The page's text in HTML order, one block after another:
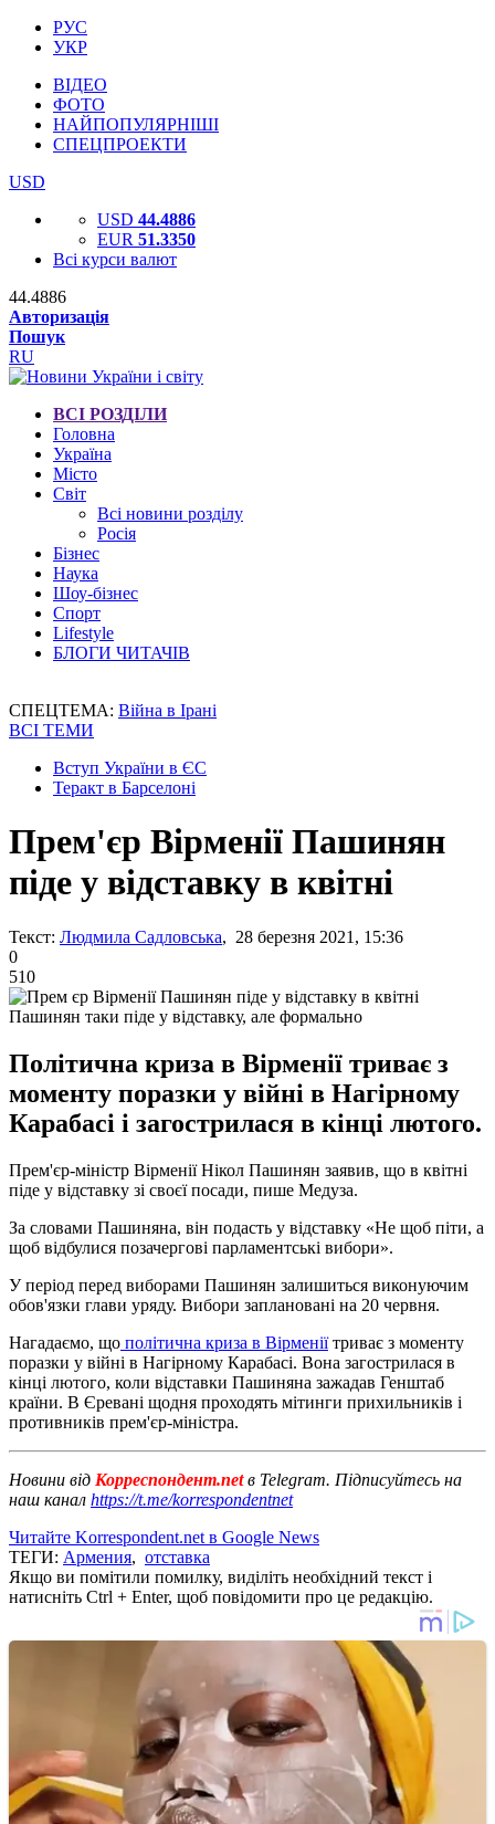
РУС
УКР
ВІДЕО
ФОТО
НАЙПОПУЛЯРНІШІ
СПЕЦПРОЕКТИ
USD
USD 44.4886
EUR 51.3350
Всі курси валют
44.4886
Авторизація
Пошук
RU
ВСІ РОЗДІЛИ
Головна
Україна
Місто
Світ
Всі новини розділу
Росія
Бізнес
Наука
Шоу-бізнес
Спорт
Lifestyle
БЛОГИ ЧИТАЧІВ
СПЕЦТЕМА: Війна в Ірані
ВСІ ТЕМИ
Вступ України в ЄС
Теракт в Барселоні
Прем'єр Вірменії Пашинян
піде у відставку в квітні
Текст: Людмила Садловська, 28 березня 2021, 15:36
0
510
Пашинян таки піде у відставку, але формально
Політична криза в Вірменії триває з
моменту поразки у війні в Нагірному
Карабасі і загострилася в кінці лютого.
Прем'єр-міністр Вірменії Нікол Пашинян заявив, що в квітні
піде у відставку зі своєї посади, пише Медуза.
За словами Пашиняна, він подасть у відставку «Не щоб піти, а
щоб відбулися позачергові парламентські вибори».
У період перед виборами Пашинян залишиться виконуючим
обов'язки глави уряду. Вибори заплановані на 20 червня.
Нагадаємо, що політична криза в Вірменіїтриває з моменту
поразки у війні в Нагірному Карабасі. Вона загострилася в
кінці лютого, коли відставки Пашиняна зажадав Генштаб
країни. В Єревані щодня проходять мітинги прихильників і
противників прем'єр-міністра.
Новини від Корреспондент.netв Telegram. Підписуйтесь на
наш канал https://t.me/korrespondentnet
Читайте Korrespondent.net в Google News
ТЕГИ: Армения, отставка
Якщо ви помітили помилку, виділіть необхідний текст і
натисніть Ctrl + Enter, щоб повідомити про це редакцію.